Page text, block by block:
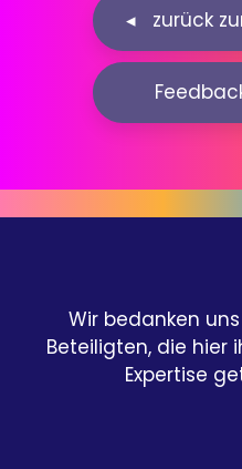
Wir bedanken
Beteiligten, die hier
Expertise